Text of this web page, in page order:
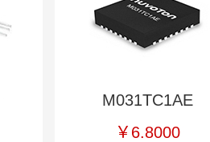
M031TC1AE
￥6.8000